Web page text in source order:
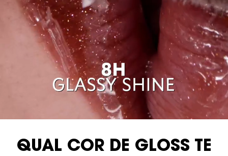
mosaicoQUAL COR DE GLOSS TE